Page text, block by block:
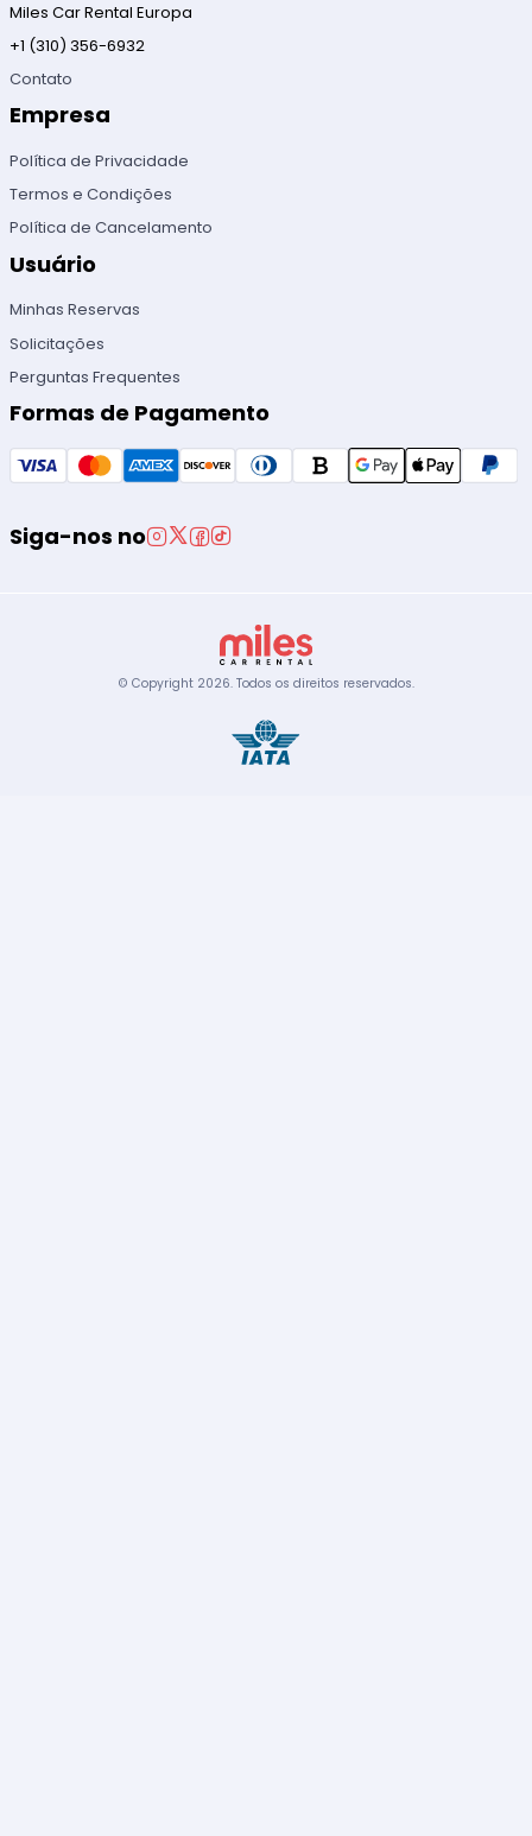
Miles Car Rental Europa
+1 (310) 356-6932
Contato
Empresa
Política de Privacidade
Termos e Condições
Política de Cancelamento
Usuário
Minhas Reservas
Solicitações
Perguntas Frequentes
Formas de Pagamento
Siga-nos no
© Copyright 2026. Todos os direitos reservados.